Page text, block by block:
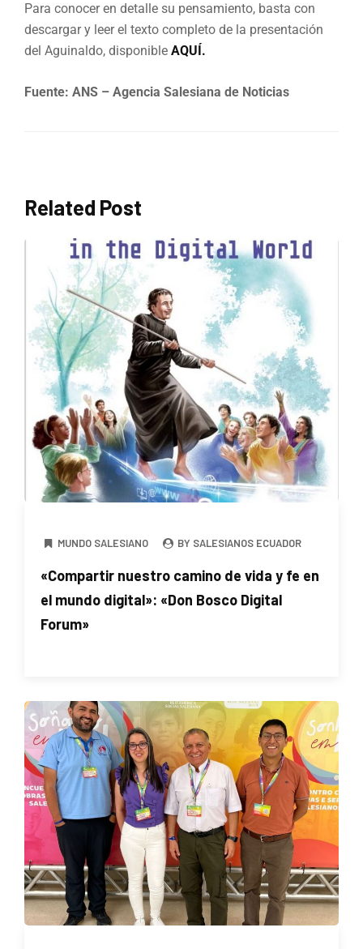
Para conocer en detalle su pensamiento, basta con
descargar y leer el texto completo de la presentación
del Aguinaldo, disponible AQUÍ.
Fuente: ANS – Agencia Salesiana de Noticias
Related Post
MUNDO SALESIANO BY SALESIANOS ECUADOR
«Compartir nuestro camino de vida y fe en
el mundo digital»: «Don Bosco Digital
Forum»